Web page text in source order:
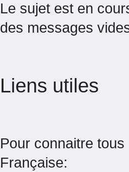
Le sujet est en
des messages
Liens utiles
Pour connaitre
Française: